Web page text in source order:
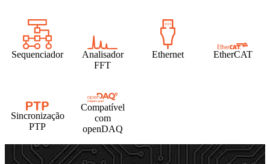
Sequenciador
Analisador
FFT
Ethernet EtherCAT
Sincronização
PTP
Compatível
com
openDAQ